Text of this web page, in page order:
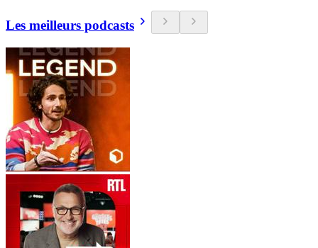
Les meilleurs podcasts